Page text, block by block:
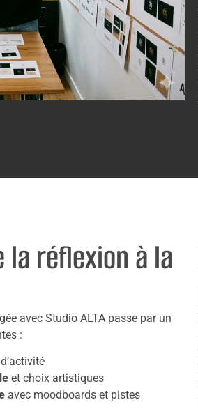
la réflexion à la
avec Studio ALTA passe par un
:
et choix artistiques
avec moodboards et pistes